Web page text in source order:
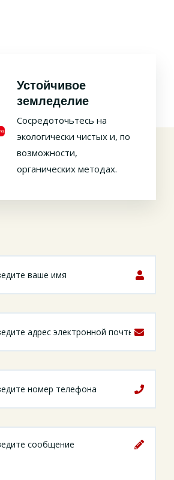
Устойчивое
земледелие
Сосредоточьтесь на
экологически чистых и, по
возможности,
органических методах.